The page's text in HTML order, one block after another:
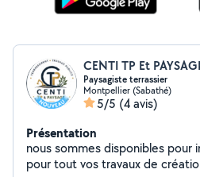
CENTI TP Et
Paysagiste terrassier
Montpellier (Sabathé)
5/5 (4 avis)
Présentation
nous sommes disponibles pour
pour tout vos travaux de